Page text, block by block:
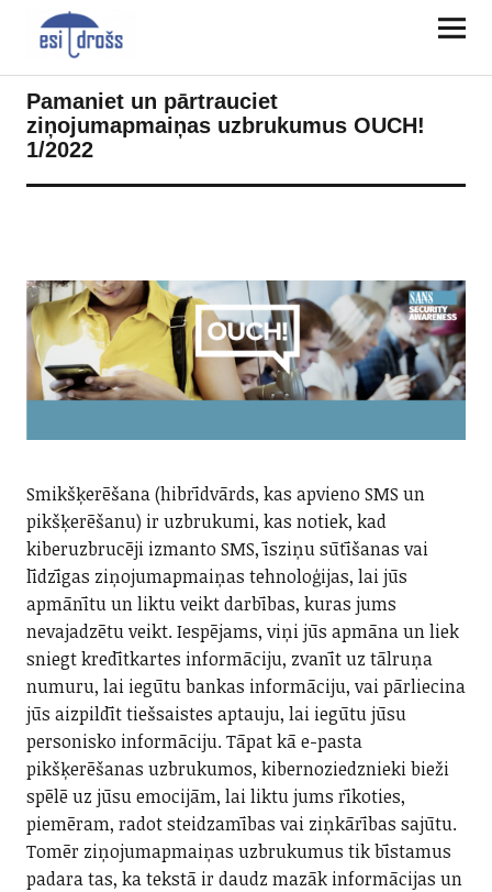
Pamaniet un pārtrauciet
ziņojumapmaiņas uzbrukumus OUCH!
1/2022
Smikšķerēšana (hibrīdvārds, kas apvieno SMS un
pikšķerēšanu) ir uzbrukumi, kas notiek, kad
kiberuzbrucēji izmanto SMS, īsziņu sūtīšanas vai
līdzīgas ziņojumapmaiņas tehnoloģijas, lai jūs
apmānītu un liktu veikt darbības, kuras jums
nevajadzētu veikt. Iespējams, viņi jūs apmāna un liek
sniegt kredītkartes informāciju, zvanīt uz tālruņa
numuru, lai iegūtu bankas informāciju, vai pārliecina
jūs aizpildīt tiešsaistes aptauju, lai iegūtu jūsu
personisko informāciju. Tāpat kā e-pasta
pikšķerēšanas uzbrukumos, kibernoziedznieki bieži
spēlē uz jūsu emocijām, lai liktu jums rīkoties,
piemēram, radot steidzamības vai ziņkārības sajūtu.
Tomēr ziņojumapmaiņas uzbrukumus tik bīstamus
padara tas, ka tekstā ir daudz mazāk informācijas un